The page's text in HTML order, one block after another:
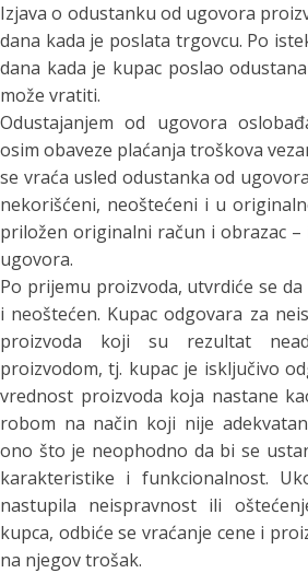
Izjava o odustanku od ugovora
dana kada je poslata trgovcu. Po
dana kada je kupac poslao
može vratiti.
Odustajanjem od ugovora
osim obaveze plaćanja troškova
se vraća usled odustanka od
nekorišćeni, neoštećeni i u
priložen originalni račun i obrazac –
ugovora.
Po prijemu proizvoda, utvrdiće se
i neoštećen. Kupac odgovara za
proizvoda koji su rezultat
proizvodom, tj. kupac je isključivo
vrednost proizvoda koja nastane
robom na način koji nije
ono što je neophodno da bi se
karakteristike i funkcionalnost.
nastupila neispravnost ili
kupca, odbiće se vraćanje cene i
na njegov trošak.